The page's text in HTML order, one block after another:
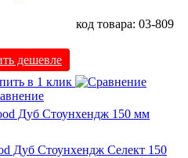
код товара: 03-809
дешевле
в 1 клик
Дуб Стоунхендж Селект 150